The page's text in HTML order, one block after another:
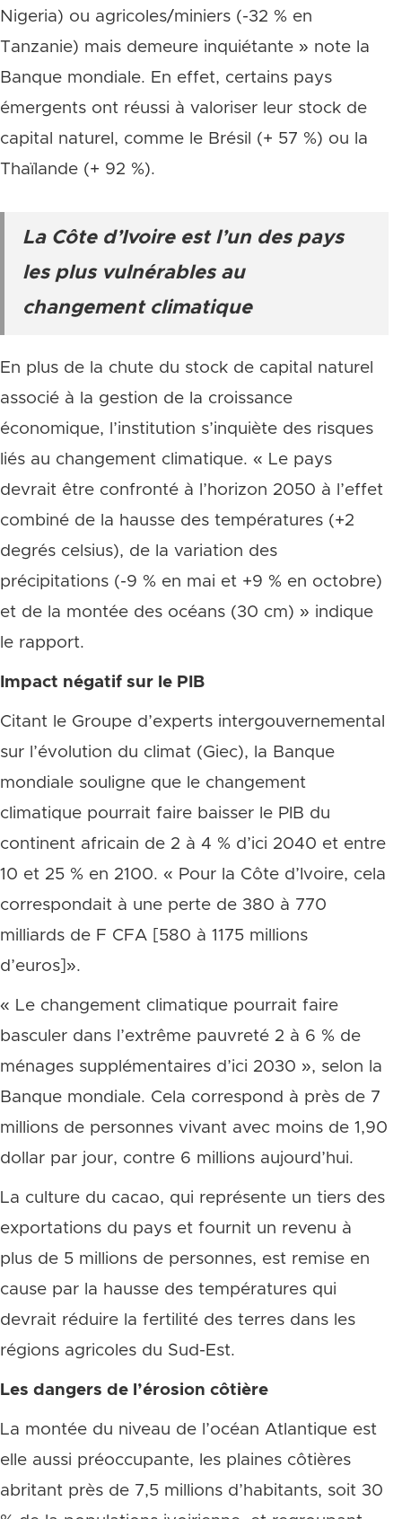
Nigeria) ou agricoles/miniers (-32 % en
Tanzanie) mais demeure inquiétante » note la
Banque mondiale. En effet, certains pays
émergents ont réussi à valoriser leur stock de
capital naturel, comme le Brésil (+ 57 %) ou la
Thaïlande (+ 92 %).
La Côte d’Ivoire est l’un des pays
les plus vulnérables au
changement climatique
En plus de la chute du stock de capital naturel
associé à la gestion de la croissance
économique, l’institution s’inquiète des risques
liés au changement climatique. « Le pays
devrait être confronté à l’horizon 2050 à l’effet
combiné de la hausse des températures (+2
degrés celsius), de la variation des
précipitations (-9 % en mai et +9 % en octobre)
et de la montée des océans (30 cm) » indique
le rapport.
Impact négatif sur le PIB
Citant le Groupe d’experts intergouvernemental
sur l’évolution du climat (Giec), la Banque
mondiale souligne que le changement
climatique pourrait faire baisser le PIB du
continent africain de 2 à 4 % d’ici 2040 et entre
10 et 25 % en 2100. « Pour la Côte d’Ivoire, cela
correspondait à une perte de 380 à 770
milliards de F CFA [580 à 1175 millions
d’euros]».
« Le changement climatique pourrait faire
basculer dans l’extrême pauvreté 2 à 6 % de
ménages supplémentaires d’ici 2030 », selon la
Banque mondiale. Cela correspond à près de 7
millions de personnes vivant avec moins de 1,90
dollar par jour, contre 6 millions aujourd’hui.
La culture du cacao, qui représente un tiers des
exportations du pays et fournit un revenu à
plus de 5 millions de personnes, est remise en
cause par la hausse des températures qui
devrait réduire la fertilité des terres dans les
régions agricoles du Sud-Est.
Les dangers de l’érosion côtière
La montée du niveau de l’océan Atlantique est
elle aussi préoccupante, les plaines côtières
abritant près de 7,5 millions d’habitants, soit 30